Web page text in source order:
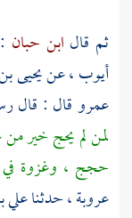
ثم قال ابن حبان
أيوب، عنيحيى
عمروقال : قال
لمن لم يحج خير
حجج ، وغزوة في
عروبة، حدثناعلي